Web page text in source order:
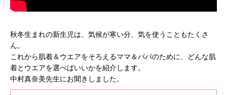
秋冬生まれの新生児は、気候が寒い分、気を使うこともたくさ
ん。
これから肌着＆ウエアをそろえるママ＆パパのために、どんな肌
着とウエアを選べばいいかを紹介します。
中村真奈美先生にお聞きしました。